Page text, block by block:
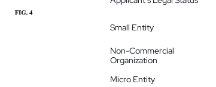
Small Entity
Non-Commercial
Organization
Micro Entity